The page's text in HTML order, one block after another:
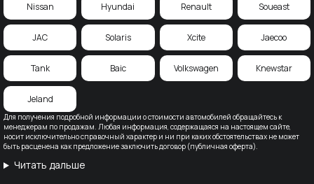
Для получения подробной информации о стоимости автомобилей обращайтесь к
менеджерам по продажам. Любая информация, содержащаяся на настоящем сайте,
носит исключительно справочный характер и ни при каких обстоятельствах не может
быть расценена как предложение заключить договор (публичная оферта).
Читать дальше
Nissan Hyundai Renault Soueast
JAC Solaris Xcite Jaecoo
Tank Baic Volkswagen Knewstar
Jeland